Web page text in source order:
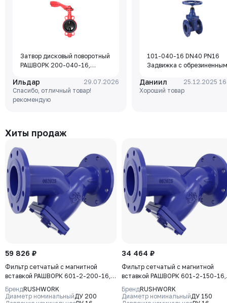
Затвор дисковый поворотный
РАШВОРК 200-040-16,
250 (GG25), диск - GJS-400-
15 (GGG40), уплотнение -
EPDM, М/Ф, рукоятка
Ильдар
29.07.2026
Спасибо, отличный товар!
рекомендую
101-040-16 DN40 PN16
Задвижка с обрезиненным
чугун, клин-EPDM,
Tmax=110°C Ф/Ф
Даниил
25.12.2025
Хороший товар
Хиты продаж
59 826 ₽
Фильтр сетчатый с магнитной
вставкой РАШВОРК 601-2-200-16,
DN200, PN16, корпус - GJS-500-7
(GGG50), сетка - AISI304, ячейка -
БрендRUSHWORK
Диаметр номинальныйДУ 200
34 464 ₽
Фильтр сетчатый с магнитной
вставкой РАШВОРК 601-2-150-16,
DN150, PN16, корпус - GJS-500-7
(GGG50), сетка - AISI304, ячейка -
БрендRUSHWORK
Диаметр номинальныйДУ 150